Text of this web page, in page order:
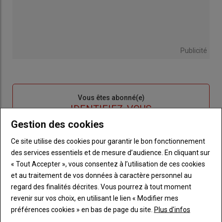
Publicité
Vous êtes abonné(e)
TITRE IDENTIFIEZ-VOUS
de votre abonnement
Lien
"Créer
un
nouveau
compte"
Créer un nouveau compte
Lien
"Réinitialiser
votre
mot
Réinitialiser votre mot de passe
Lien
"Je
Je me connecte
Gestion des cookies
Ce site utilise des cookies pour garantir le bon fonctionnement
des services essentiels et de mesure d’audience. En cliquant sur
« Tout Accepter », vous consentez à l’utilisation de ces cookies
et au traitement de vos données à caractère personnel au
regard des finalités décrites. Vous pourrez à tout moment
revenir sur vos choix, en utilisant le lien « Modifier mes
préférences cookies » en bas de page du site. Plus d'infos